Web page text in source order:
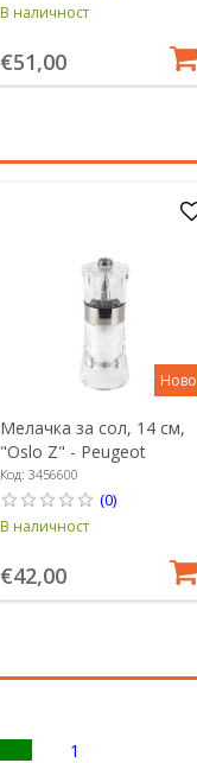
В наличност
€51,00
Ново
Мелачка за сол, 14 см,
"Oslo Z" - Peugeot
Код: 3456600
(0)
В наличност
€42,00
1